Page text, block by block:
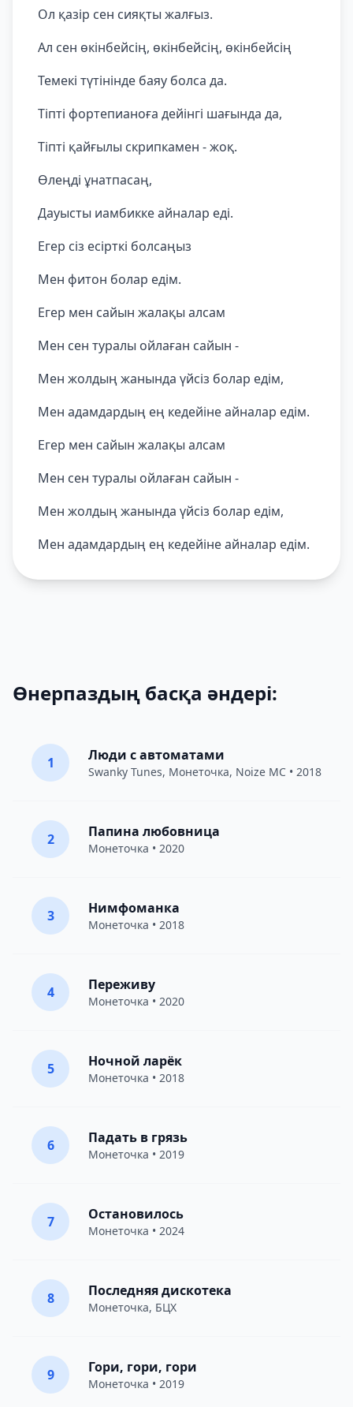
Ол қазір сен сияқты жалғыз.
Ал сен өкінбейсің, өкінбейсің, өкінбейсің
Темекі түтінінде баяу болса да.
Тіпті фортепианоға дейінгі шағында да,
Тіпті қайғылы скрипкамен - жоқ.
Өлеңді ұнатпасаң,
Дауысты иамбикке айналар еді.
Егер сіз есірткі болсаңыз
Мен фитон болар едім.
Егер мен сайын жалақы алсам
Мен сен туралы ойлаған сайын -
Мен жолдың жанында үйсіз болар едім,
Мен адамдардың ең кедейіне айналар едім.
Егер мен сайын жалақы алсам
Мен сен туралы ойлаған сайын -
Мен жолдың жанында үйсіз болар едім,
Мен адамдардың ең кедейіне айналар едім.
Өнерпаздың басқа әндері:
1 Люди с автоматами
Swanky Tunes, Монеточка, Noize MC • 2018
2 Папина любовница
Монеточка • 2020
3 Нимфоманка
Монеточка • 2018
4 Переживу
Монеточка • 2020
5 Ночной ларёк
Монеточка • 2018
6 Падать в грязь
Монеточка • 2019
7 Остановилось
Монеточка • 2024
8 Последняя дискотека
Монеточка, БЦХ
9 Гори, гори, гори
Монеточка • 2019